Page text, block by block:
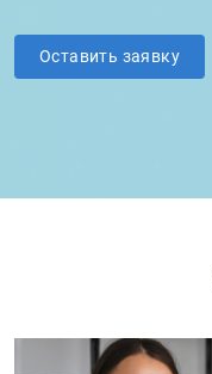
Оставить заявку